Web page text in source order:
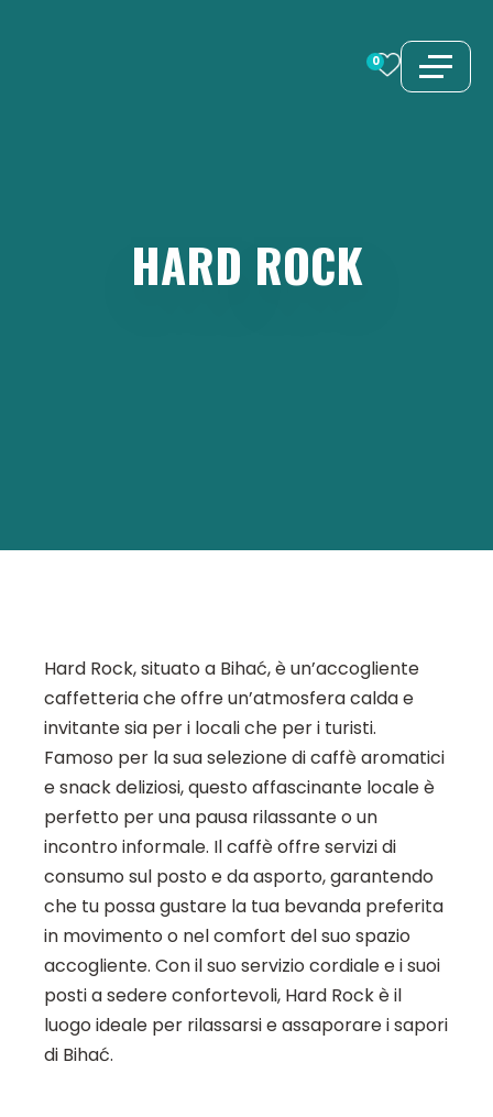
0
HARD ROCK
Hard Rock, situato a Bihać, è un’accogliente
caffetteria che offre un’atmosfera calda e
invitante sia per i locali che per i turisti.
Famoso per la sua selezione di caffè aromatici
e snack deliziosi, questo affascinante locale è
perfetto per una pausa rilassante o un
incontro informale. Il caffè offre servizi di
consumo sul posto e da asporto, garantendo
che tu possa gustare la tua bevanda preferita
in movimento o nel comfort del suo spazio
accogliente. Con il suo servizio cordiale e i suoi
posti a sedere confortevoli, Hard Rock è il
luogo ideale per rilassarsi e assaporare i sapori
di Bihać.